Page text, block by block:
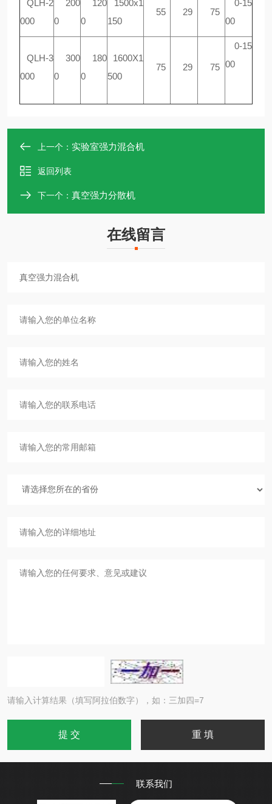
QLH-2
000
200
0
120
0
1500x1
150
55 29 75
0-15
00
QLH-3
000
300
0
180
0
1600X1
500
75 29 75
0-15
00
上一个： 实验室强力混合机
返回列表
下一个： 真空强力分散机
在线留言
请输入计算结果（填写阿拉伯数字），如：三加四=7
联系我们